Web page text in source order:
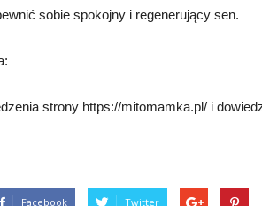
sobie spokojny i regenerujący sen.
strony https://mitomamka.pl/ i
Facebook Twitter